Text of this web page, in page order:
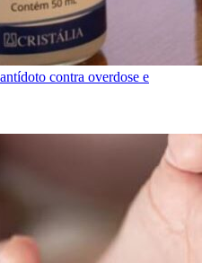
contra overdose e